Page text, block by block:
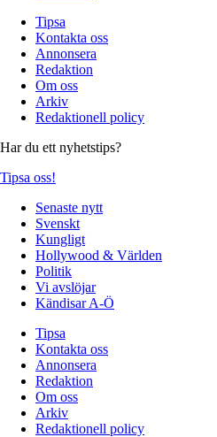
Tipsa
Kontakta oss
Annonsera
Redaktion
Om oss
Arkiv
Redaktionell policy
Har du ett nyhetstips?
Tipsa oss!
Senaste nytt
Svenskt
Kungligt
Hollywood & Världen
Politik
Vi avslöjar
Kändisar A-Ö
Tipsa
Kontakta oss
Annonsera
Redaktion
Om oss
Arkiv
Redaktionell policy